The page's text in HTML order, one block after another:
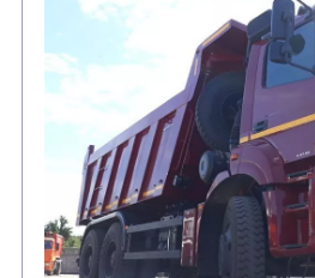
САМОСВАЛ КАМАЗ-6522